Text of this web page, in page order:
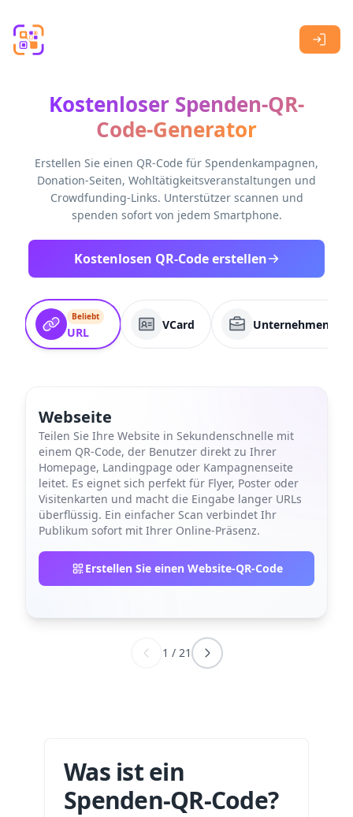
Kostenloser Spenden-QR-
Code-Generator
Erstellen Sie einen QR-Code für Spendenkampagnen,
Donation-Seiten, Wohltätigkeitsveranstaltungen und
Crowdfunding-Links. Unterstützer scannen und
spenden sofort von jedem Smartphone.
Kostenlosen QR-Code erstellen
Beliebt
URL
VCard
Webseite
Teilen Sie Ihre Website in Sekundenschnelle mit
einem QR-Code, der Benutzer direkt zu Ihrer
Homepage, Landingpage oder Kampagnenseite
leitet. Es eignet sich perfekt für Flyer, Poster oder
Visitenkarten und macht die Eingabe langer URLs
überflüssig. Ein einfacher Scan verbindet Ihr
Publikum sofort mit Ihrer Online-Präsenz.
Erstellen Sie einen Website-QR-Code
1 / 21
Was ist ein
Spenden-QR-Code?